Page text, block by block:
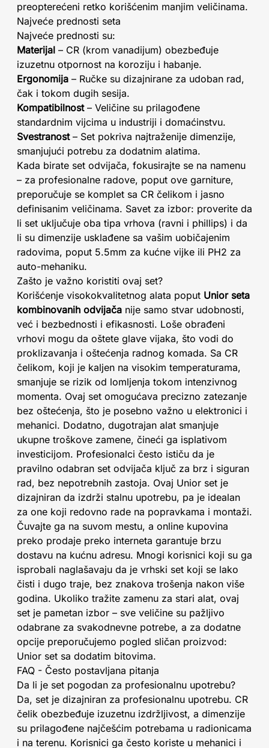
preopterećeni retko korišćenim manjim veličinama.
Najveće prednosti seta
Najveće prednosti su:
Materijal – CR (krom vanadijum) obezbeđuje
izuzetnu otpornost na koroziju i habanje.
Ergonomija – Ručke su dizajnirane za udoban rad,
čak i tokom dugih sesija.
Kompatibilnost– Veličine su prilagođene
standardnim vijcima u industriji i domaćinstvu.
Svestranost– Set pokriva najtraženije dimenzije,
smanjujući potrebu za dodatnim alatima.
Kada birate set odvijača, fokusirajte se na namenu
– za profesionalne radove, poput ove garniture,
preporučuje se komplet sa CR čelikom i jasno
definisanim veličinama. Savet za izbor: proverite da
li set uključuje oba tipa vrhova (ravni i phillips) i da
li su dimenzije usklađene sa vašim uobičajenim
radovima, poput 5.5mm za kućne vijke ili PH2 za
auto-mehaniku.
Zašto je važno koristiti ovaj set?
Korišćenje visokokvalitetnog alata poput Unior seta
kombinovanih odvijača nije samo stvar udobnosti,
već i bezbednosti i efikasnosti. Loše obrađeni
vrhovi mogu da oštete glave vijaka, što vodi do
proklizavanja i oštećenja radnog komada. Sa CR
čelikom, koji je kaljen na visokim temperaturama,
smanjuje se rizik od lomljenja tokom intenzivnog
momenta. Ovaj set omogućava precizno zatezanje
bez oštećenja, što je posebno važno u elektronici i
mehanici. Dodatno, dugotrajan alat smanjuje
ukupne troškove zamene, čineći ga isplativom
investicijom. Profesionalci često ističu da je
pravilno odabran set odvijača ključ za brz i siguran
rad, bez nepotrebnih zastoja. Ovaj Unior set je
dizajniran da izdrži stalnu upotrebu, pa je idealan
za one koji redovno rade na popravkama i montaži.
Čuvajte ga na suvom mestu, a online kupovina
preko prodaje preko interneta garantuje brzu
dostavu na kućnu adresu. Mnogi korisnici koji su ga
isprobali naglašavaju da je vrhski set koji se lako
čisti i dugo traje, bez znakova trošenja nakon više
godina. Ukoliko tražite zamenu za stari alat, ovaj
set je pametan izbor – sve veličine su pažljivo
odabrane za svakodnevne potrebe, a za dodatne
opcije preporučujemo pogled sličan proizvod:
Unior set sa dodatim bitovima.
FAQ - Često postavljana pitanja
Da li je set pogodan za profesionalnu upotrebu?
Da, set je dizajniran za profesionalnu upotrebu. CR
čelik obezbeđuje izuzetnu izdržljivost, a dimenzije
su prilagođene najčešćim potrebama u radionicama
i na terenu. Korisnici ga često koriste u mehanici i